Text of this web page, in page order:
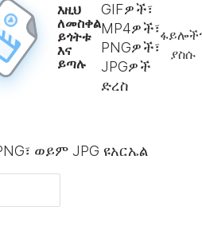
እዚህ
ለመስቀል
ይጎትቱ
እና
ይጣሉ
GIFዎች፣
MP4ዎች፣
PNGዎች፣
JPGዎች
ድረስ
ያስሱ
ወይም JPG ዩአርኤል